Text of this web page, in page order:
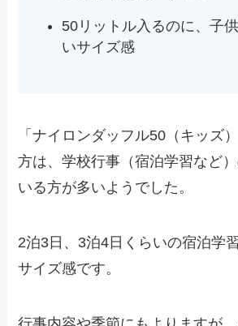
50リットル入るのに、子
いサイズ感
「ナイロンダッフル50（キッズ
方は、学校行事（宿泊学習など
いる方が多いようでした。
2泊3日、3泊4日くらいの宿泊学
サイズ感です。